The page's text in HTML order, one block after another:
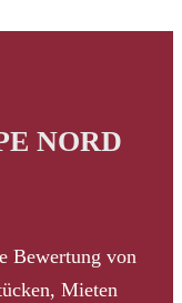
NORD
Bewertung von
Mieten